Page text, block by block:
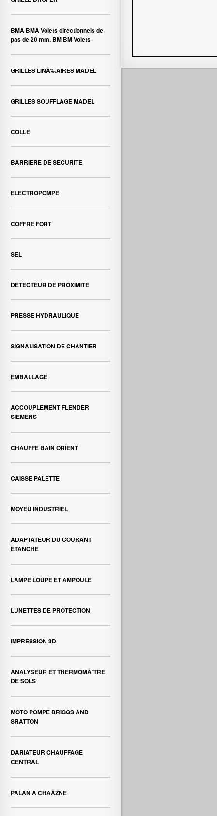
BMA BMA Volets directionnels de
pas de 20 mm. BM BM Volets
GRILLES LINÃ‰AIRES MADEL
GRILLES SOUFFLAGE MADEL
COLLE
BARRIERE DE SECURITE
ELECTROPOMPE
COFFRE FORT
SEL
DETECTEUR DE PROXIMITE
PRESSE HYDRAULIQUE
SIGNALISATION DE CHANTIER
EMBALLAGE
ACCOUPLEMENT FLENDER
SIEMENS
CHAUFFE BAIN ORIENT
CAISSE PALETTE
MOYEU INDUSTRIEL
ADAPTATEUR DU COURANT
ETANCHE
LAMPE LOUPE ET AMPOULE
LUNETTES DE PROTECTION
IMPRESSION 3D
ANALYSEUR ET THERMOMÃˆTRE
DE SOLS
MOTO POMPE BRIGGS AND
SRATTON
DARIATEUR CHAUFFAGE
CENTRAL
PALAN A CHAÃŽNE